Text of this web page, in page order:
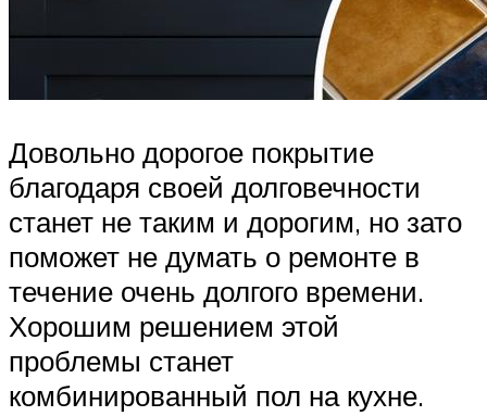
Довольно дорогое покрытие
благодаря своей долговечности
станет не таким и дорогим, но зато
поможет не думать о ремонте в
течение очень долгого времени.
Хорошим решением этой
проблемы станет
комбинированный пол на кухне.